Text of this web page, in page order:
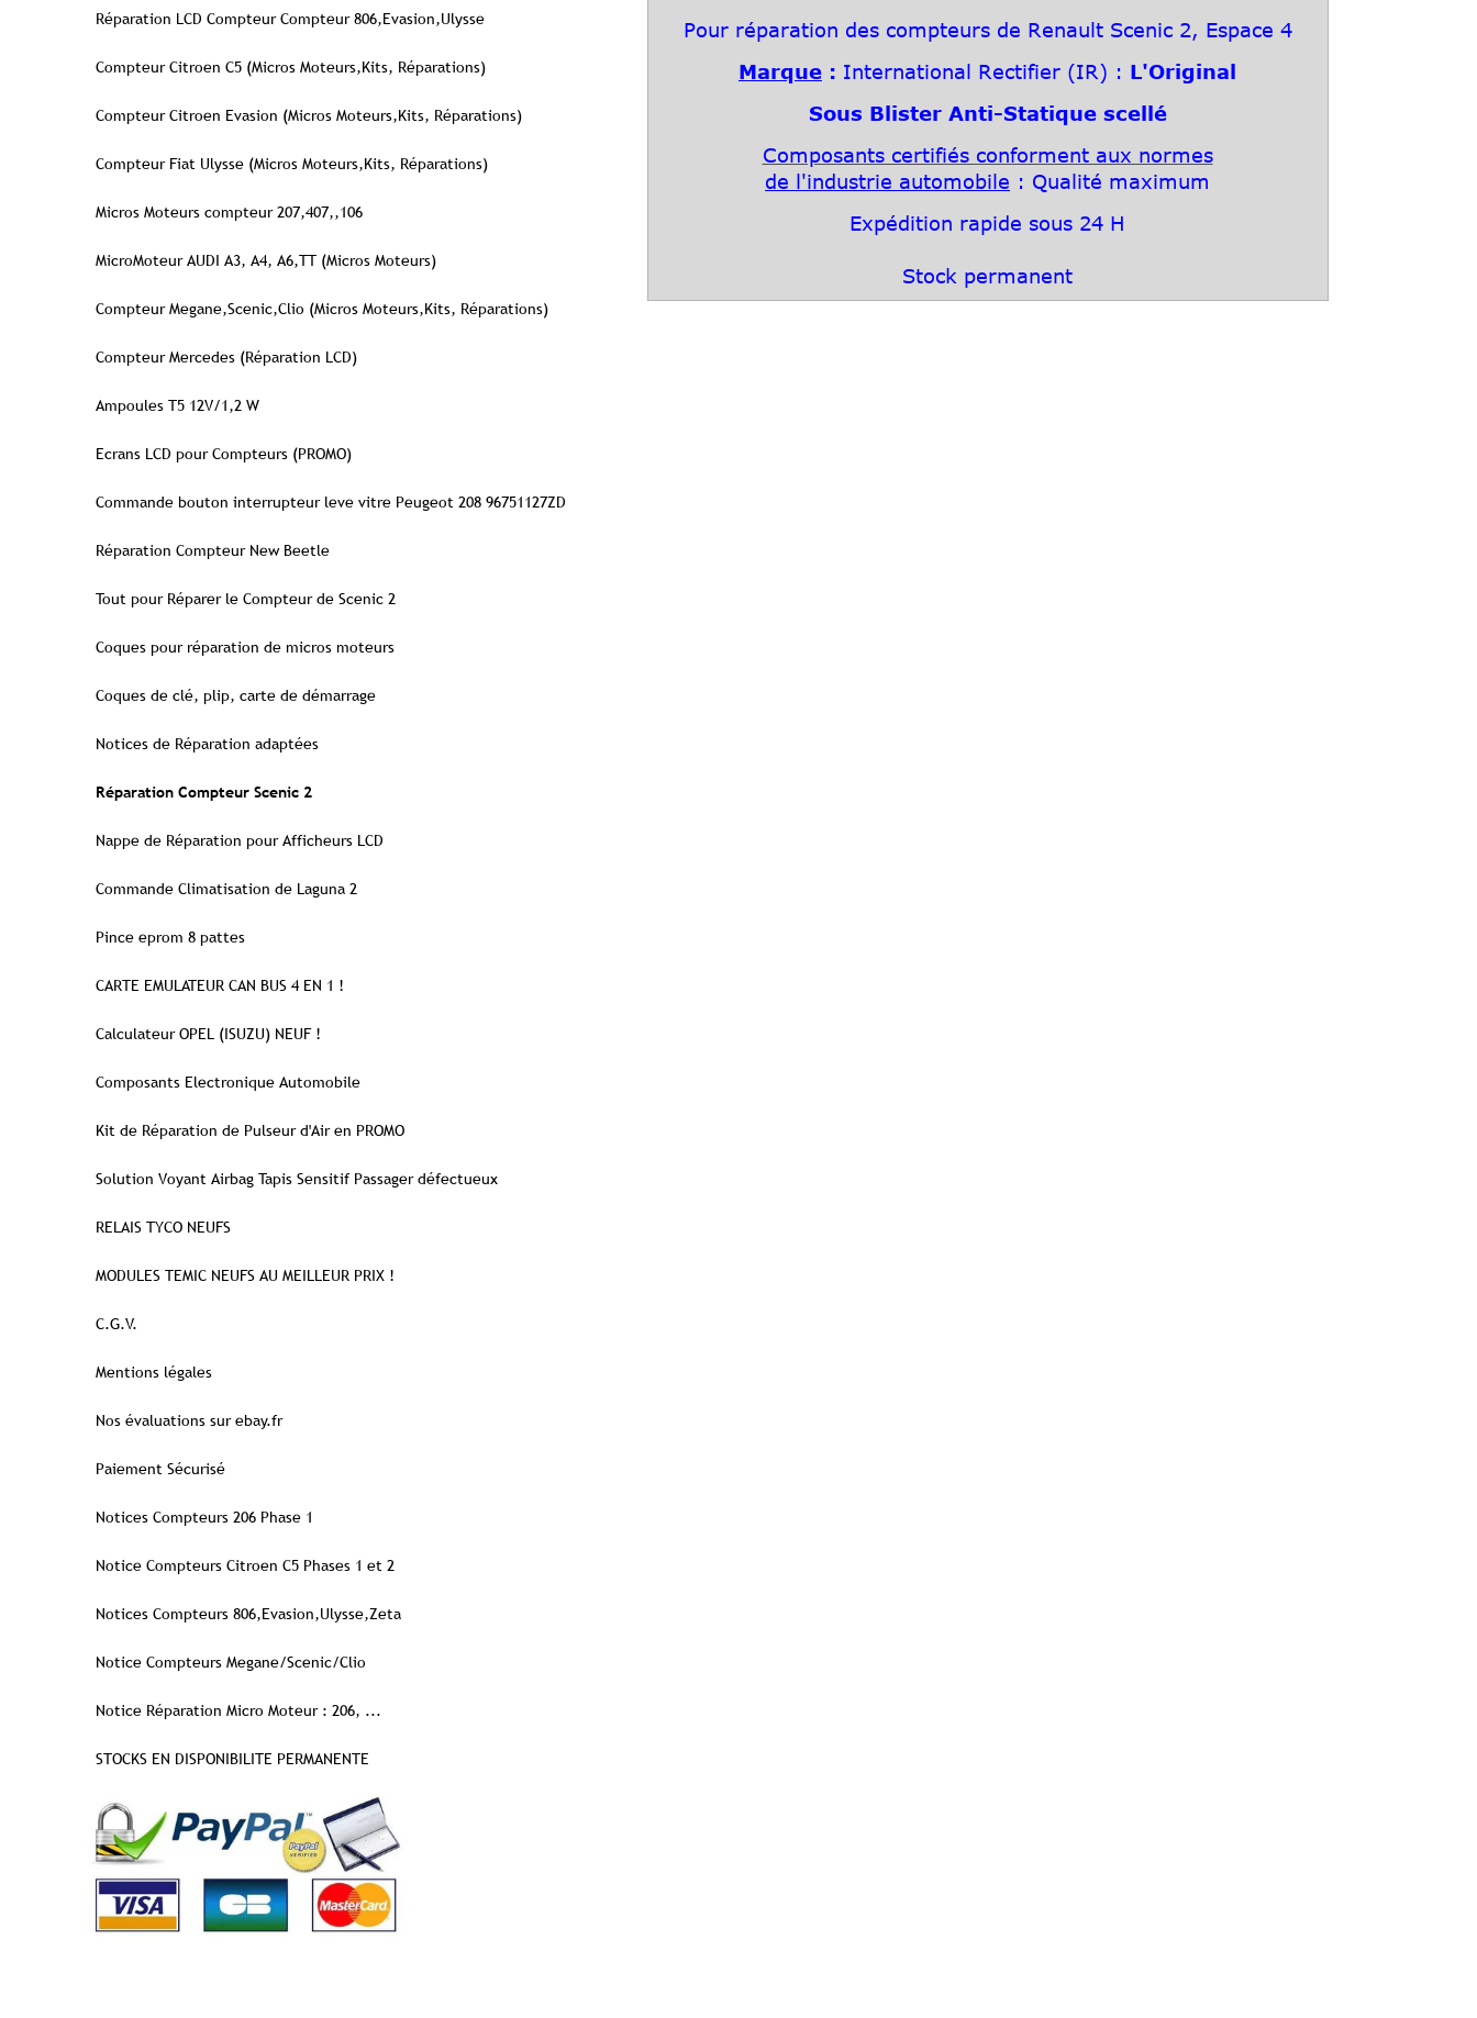
Réparation LCD Compteur Compteur 806,Evasion,Ulysse
Compteur Citroen C5 (Micros Moteurs,Kits, Réparations)
Compteur Citroen Evasion (Micros Moteurs,Kits, Réparations)
Compteur Fiat Ulysse (Micros Moteurs,Kits, Réparations)
Micros Moteurs compteur 207,407,,106
MicroMoteur AUDI A3, A4, A6,TT (Micros Moteurs)
Compteur Megane,Scenic,Clio (Micros Moteurs,Kits, Réparations)
Compteur Mercedes (Réparation LCD)
Ampoules T5 12V/1,2 W
Ecrans LCD pour Compteurs (PROMO)
Commande bouton interrupteur leve vitre Peugeot 208 96751127ZD
Réparation Compteur New Beetle
Tout pour Réparer le Compteur de Scenic 2
Coques pour réparation de micros moteurs
Coques de clé, plip, carte de démarrage
Notices de Réparation adaptées
Réparation Compteur Scenic 2
Nappe de Réparation pour Afficheurs LCD
Commande Climatisation de Laguna 2
Pince eprom 8 pattes
CARTE EMULATEUR CAN BUS 4 EN 1 !
Calculateur OPEL (ISUZU) NEUF !
Composants Electronique Automobile
Kit de Réparation de Pulseur d'Air en PROMO
Solution Voyant Airbag Tapis Sensitif Passager défectueux
RELAIS TYCO NEUFS
MODULES TEMIC NEUFS AU MEILLEUR PRIX !
C.G.V.
Mentions légales
Nos évaluations sur ebay.fr
Paiement Sécurisé
Notices Compteurs 206 Phase 1
Notice Compteurs Citroen C5 Phases 1 et 2
Notices Compteurs 806,Evasion,Ulysse,Zeta
Notice Compteurs Megane/Scenic/Clio
Notice Réparation Micro Moteur : 206, ...
STOCKS EN DISPONIBILITE PERMANENTE
Pour réparation des compteurs de Renault Scenic 2, Espace 4
Marque : International Rectifier (IR) : L'Original
Sous Blister Anti-Statique scellé
Composants certifiés conforment aux normes
de l'industrie automobile : Qualité maximum
Expédition rapide sous 24 H
Stock permanent